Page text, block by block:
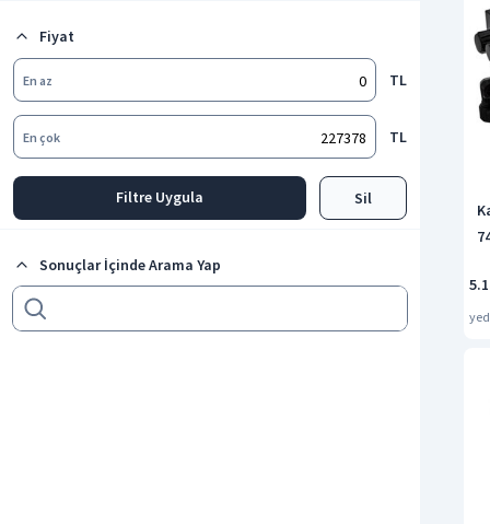
Fiyat
En az TL
En çok TL
Filtre Uygula Sil
Sonuçlar İçinde Arama Yap